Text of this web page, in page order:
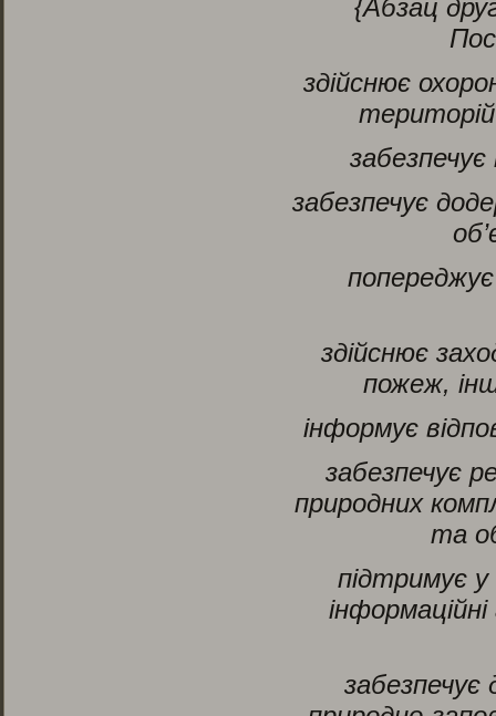
{Абзац
здійснює
забезпечує
здійснює
пожеж,
інформує
забезпечує
природних
та
підтримує